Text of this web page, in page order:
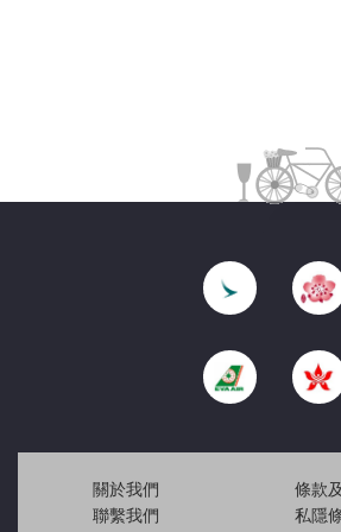
關於我們
聯繫我們
條款
私隱